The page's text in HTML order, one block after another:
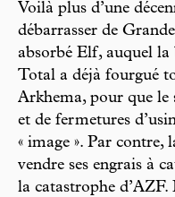
Voilà plus d’une
débarrasser de
absorbé Elf, auquel la
Total a déjà fourgué
Arkhema, pour que le
et de fermetures
« image ». Par contre,
vendre ses engrais à
la catastrophe